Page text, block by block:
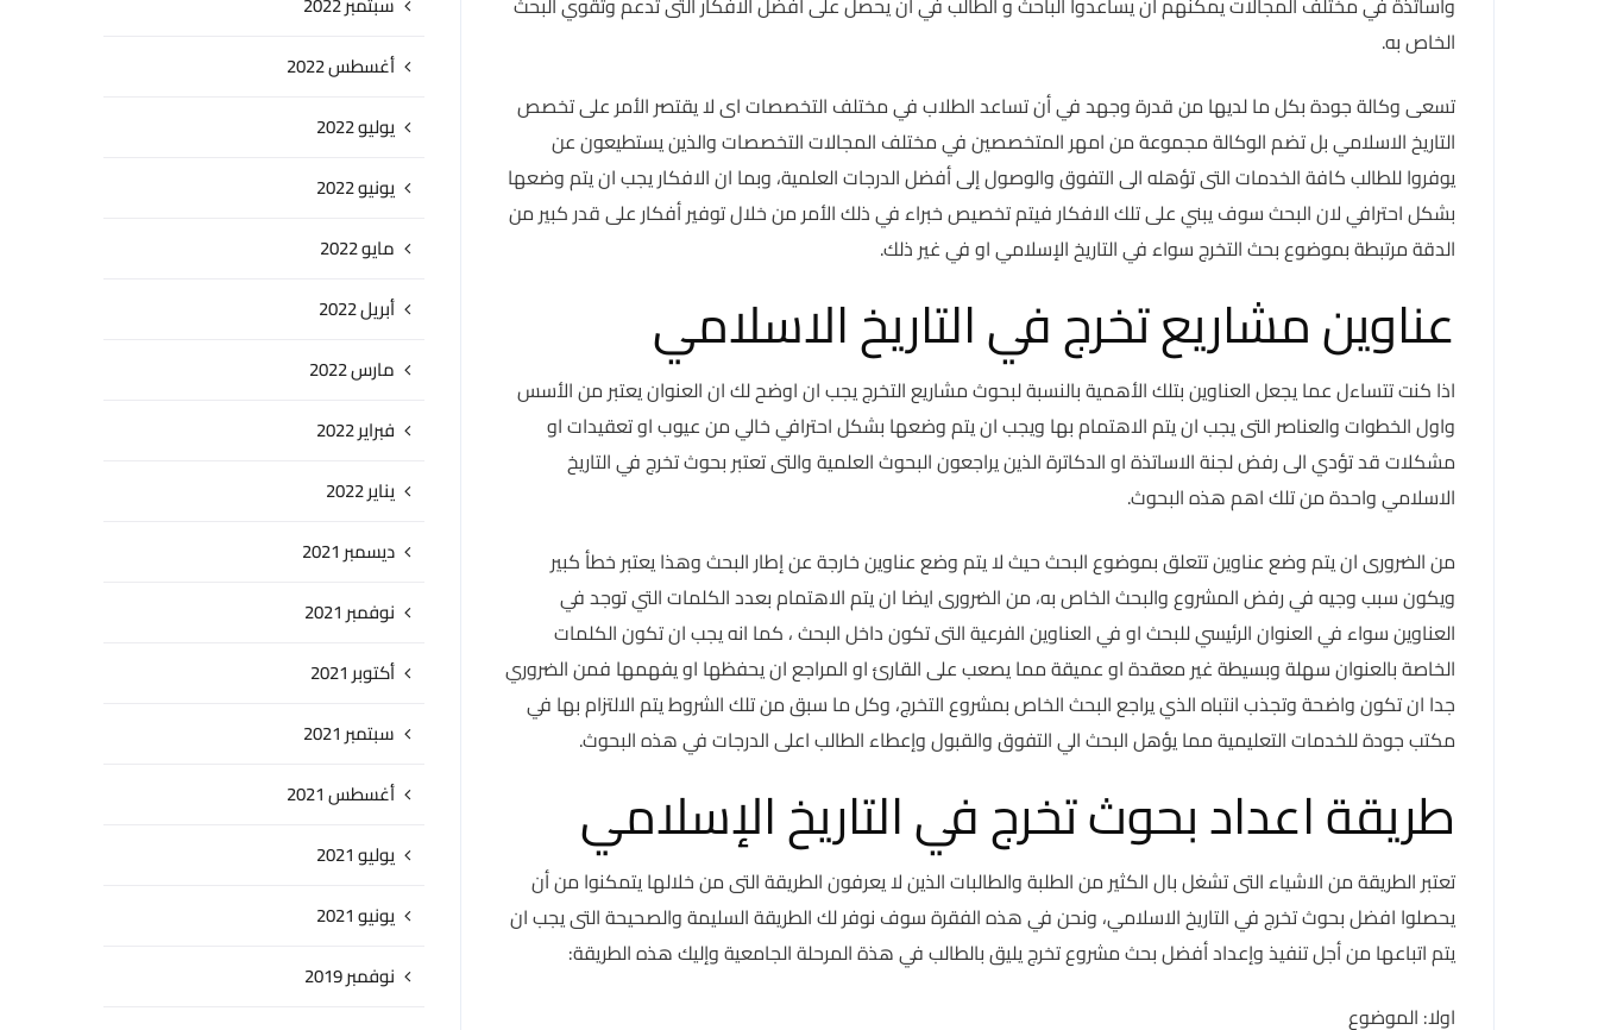
الخاص به.
تسعى وكالة جودة بكل ما لديها من قدرة وجهد في أن تساعد الطلاب في مختلف التخصصات اى لا يقتصر الأمر على تخصص
التاريخ الاسلامي بل تضم الوكالة مجموعة من امهر المتخصصين في مختلف المجالات التخصصات والذين يستطيعون عن
يوفروا للطالب كافة الخدمات التى تؤهله الى التفوق والوصول إلى أفضل الدرجات العلمية، وبما ان الافكار يجب ان يتم وضعها
بشكل احترافي لان البحث سوف يبني على تلك الافكار فيتم تخصيص خبراء في ذلك الأمر من خلال توفير أفكار على قدر كبير من
الدقة مرتبطة بموضوع بحث التخرج سواء في التاريخ الإسلامي او في غير ذلك.
عناوين مشاريع تخرج في التاريخ الاسلامي
اذا كنت تتساءل عما يجعل العناوين بتلك الأهمية بالنسبة لبحوث مشاريع التخرج يجب ان اوضح لك ان العنوان يعتبر من الأسس
واول الخطوات والعناصر التى يجب ان يتم الاهتمام بها ويجب ان يتم وضعها بشكل احترافي خالي من عيوب او تعقيدات او
مشكلات قد تؤدي الى رفض لجنة الاساتذة او الدكاترة الذين يراجعون البحوث العلمية والتى تعتبر بحوث تخرج في التاريخ
الاسلامي واحدة من تلك اهم هذه البحوث.
من الضرورى ان يتم وضع عناوين تتعلق بموضوع البحث حيث لا يتم وضع عناوين خارجة عن إطار البحث وهذا يعتبر خطأ كبير
ويكون سبب وجيه في رفض المشروع والبحث الخاص به، من الضرورى ايضا ان يتم الاهتمام بعدد الكلمات التي توجد في
العناوين سواء في العنوان الرئيسي للبحث او في العناوين الفرعية التى تكون داخل البحث ، كما انه يجب ان تكون الكلمات
الخاصة بالعنوان سهلة وبسيطة غير معقدة او عميقة مما يصعب على القارئ او المراجع ان يحفظها او يفهمها فمن الضروري
جدا ان تكون واضحة وتجذب انتباه الذي يراجع البحث الخاص بمشروع التخرج، وكل ما سبق من تلك الشروط يتم الالتزام بها في
مكتب جودة للخدمات التعليمية مما يؤهل البحث الي التفوق والقبول وإعطاء الطالب اعلى الدرجات في هذه البحوث.
طريقة اعداد بحوث تخرج في التاريخ الإسلامي
تعتبر الطريقة من الاشياء التى تشغل بال الكثير من الطلبة والطالبات الذين لا يعرفون الطريقة التى من خلالها يتمكنوا من أن
يحصلوا افضل بحوث تخرج في التاريخ الاسلامي، ونحن في هذه الفقرة سوف نوفر لك الطريقة السليمة والصحيحة التى يجب ان
يتم اتباعها من أجل تنفيذ وإعداد أفضل بحث مشروع تخرج يليق بالطالب في هذة المرحلة الجامعية وإليك هذه الطريقة:
اولا: الموضوع
أغسطس 2022
يوليو 2022
يونيو 2022
مايو 2022
أبريل 2022
مارس 2022
فبراير 2022
يناير 2022
ديسمبر 2021
نوفمبر 2021
أكتوبر 2021
سبتمبر 2021
أغسطس 2021
يوليو 2021
يونيو 2021
نوفمبر 2019